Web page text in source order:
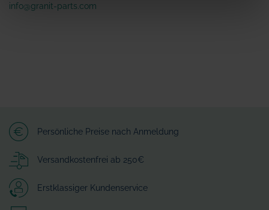
info@granit-parts.com
Persönliche Preise nach Anmeldung
Versandkostenfrei ab 250€
Erstklassiger Kundenservice